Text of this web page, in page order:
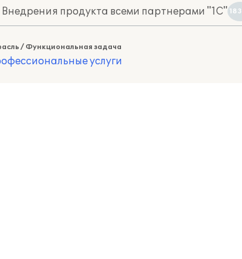
Внедрения продукта всеми партнерами "1С"
/ Функциональная задача
услуги